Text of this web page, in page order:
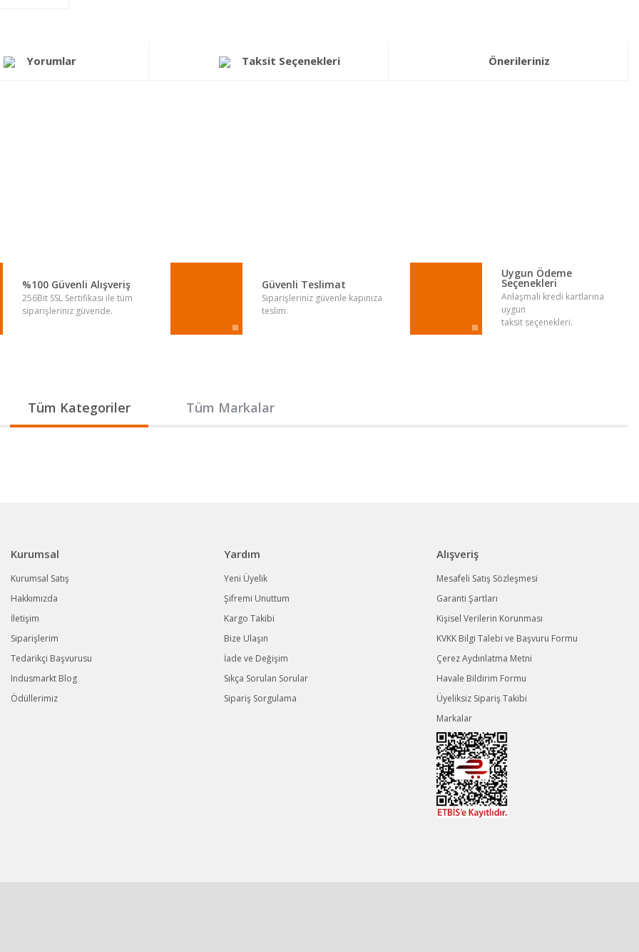
Yorumlar Taksit Seçenekleri Önerileriniz
%100 Güvenli Alışveriş
256Bit SSL Sertifikası ile tüm
siparişleriniz güvende.
Güvenli Teslimat
Siparişleriniz güvenle kapınıza
teslim.
Uygun Ödeme
Seçenekleri
Anlaşmalı kredi kartlarına
uygun
taksit seçenekleri.
Tüm Kategoriler Tüm Markalar
Kurumsal
Kurumsal Satış
Hakkımızda
İletişim
Siparişlerim
Tedarikçi Başvurusu
Indusmarkt Blog
Ödüllerimiz
Yardım
Yeni Üyelik
Şifremi Unuttum
Kargo Takibi
Bize Ulaşın
İade ve Değişim
Sıkça Sorulan Sorular
Sipariş Sorgulama
Alışveriş
Mesafeli Satış Sözleşmesi
Garanti Şartları
Kişisel Verilerin Korunması
KVKK Bilgi Talebi ve Başvuru Formu
Çerez Aydınlatma Metni
Havale Bildirim Formu
Üyeliksiz Sipariş Takibi
Markalar